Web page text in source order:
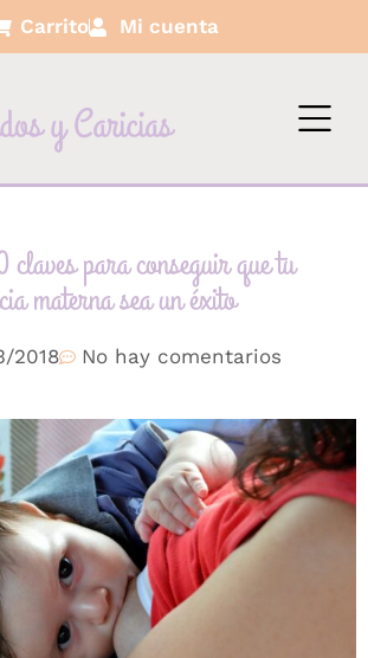
Carrito Mi cuenta
claves para conseguir que tu
materna sea un éxito
2018 No hay comentarios